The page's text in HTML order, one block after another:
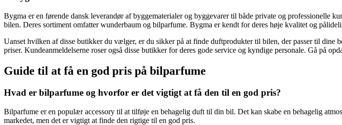
Bygma er en førende dansk leverandør af byggematerialer og byggevarer til både private og professionelle
bilen. Deres sortiment omfatter wunderbaum og bilparfume. Bygma er kendt for deres høje kvalitet og
Uanset hvilken af ​​disse butikker du vælger, er du sikker på at finde duftprodukter til bilen, der passer til
priser. Kundeanmeldelserne roser også disse butikker for deres gode service og kyndige personale. Gå på
Guide til at få en god pris på bilparfume
Hvad er bilparfume og hvorfor er det vigtigt at få den til en god pris?
Bilparfume er en populær accessory til at tilføje en behagelig duft til din bil. Det kan skabe en behagelig
markedet, men det er vigtigt at finde den rigtige til en god pris.